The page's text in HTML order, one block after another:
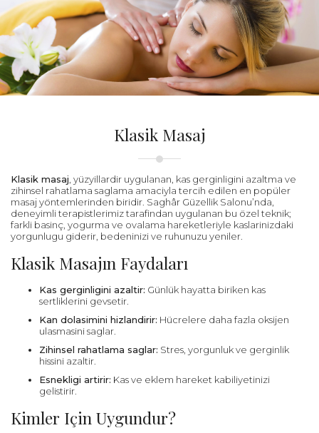
Klasik Masaj
Klasik masaj, yüzyillardir uygulanan, kas gerginligini azaltma ve
zihinsel rahatlama saglama amaciyla tercih edilen en popüler
masaj yöntemlerinden biridir. Saghâr Güzellik Salonu’nda,
deneyimli terapistlerimiz tarafindan uygulanan bu özel teknik;
farkli basinç, yogurma ve ovalama hareketleriyle kaslarinizdaki
yorgunlugu giderir, bedeninizi ve ruhunuzu yeniler.
Klasik Masajın Faydaları
Kas gerginligini azaltir: Günlük hayatta biriken kas
sertliklerini gevsetir.
Kan dolasimini hizlandirir: Hücrelere daha fazla oksijen
ulasmasini saglar.
Zihinsel rahatlama saglar: Stres, yorgunluk ve gerginlik
hissini azaltir.
Esnekligi artirir: Kas ve eklem hareket kabiliyetinizi
gelistirir.
Kimler Için Uygundur?